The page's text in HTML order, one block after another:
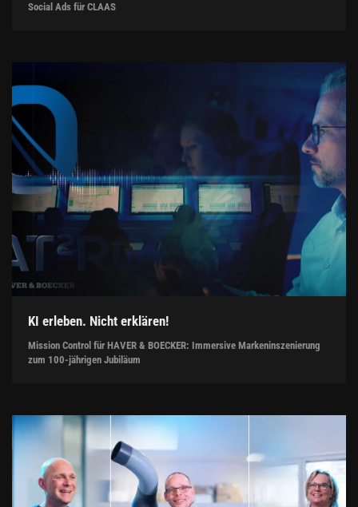
Social Ads für CLAAS
KI erleben. Nicht erklären!
Mission Control für HAVER & BOECKER: Immersive Markeninszenierung
zum 100-jährigen Jubiläum